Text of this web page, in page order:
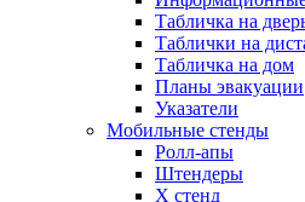
Табличка на
Таблички на
Табличка на дом
Планы эвакуации
Указатели
Мобильные стенды
Ролл-апы
Штендеры
Х стенд